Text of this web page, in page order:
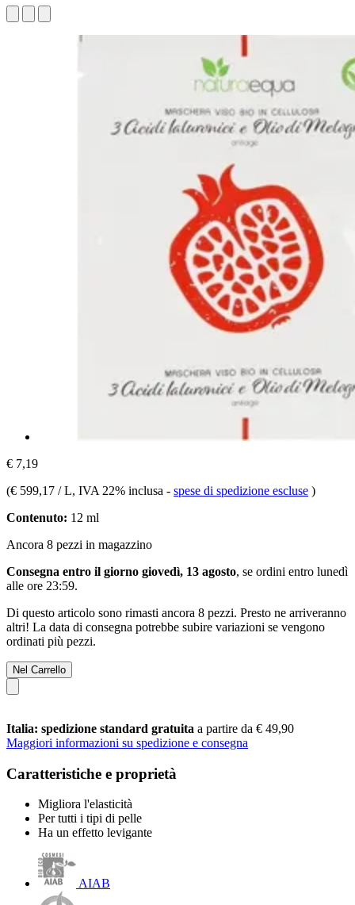
€ 7,19
(€ 599,17 / L, IVA 22% inclusa - spese di spedizione escluse )
Contenuto: 12 ml
Ancora 8 pezzi in magazzino
Consegna entro il giorno giovedì, 13 agosto, se ordini entro lunedì
alle ore 23:59.
Di questo articolo sono rimasti ancora 8 pezzi. Presto ne arriveranno
altri! La data di consegna potrebbe subire variazioni se vengono
ordinati più pezzi.
Nel Carrello
Italia: spedizione standard gratuita a partire da € 49,90
Maggiori informazioni su spedizione e consegna
Caratteristiche e proprietà
Migliora l'elasticità
Per tutti i tipi di pelle
Ha un effetto levigante
AIAB